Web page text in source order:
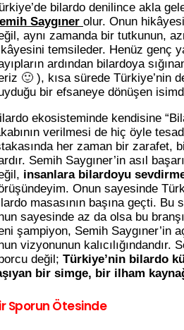
bilardo denilince akla
Saygıner olur. Onun
aynı zamanda bir tutkunun,
temsileder. Henüz genç
ardından bilardoya
🙂 ), kısa sürede Türkiye’nin
bir efsaneye dönüşen
ekosisteminde kendisine
verilmesi de hiç öyle
her zaman bir zarafet,
Semih Saygıner’in asıl
insanlara bilardoyu
Onun sayesinde
masasının başına geçti.
sayesinde az da olsa bu
şampiyon, Semih Saygıner’in
vizyonunun kalıcılığındandır.
değil; Türkiye’nin bilardo
bir simge, bir ilham
Sporun Ötesinde